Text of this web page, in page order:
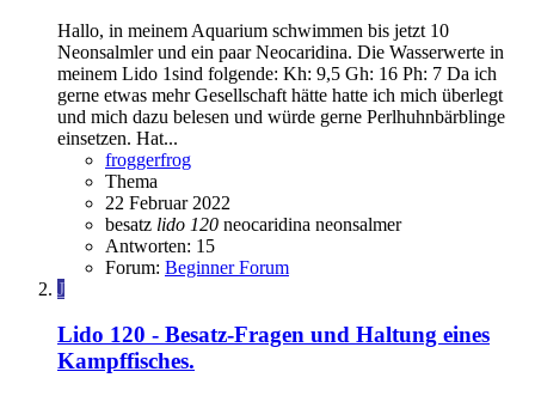
Hallo, in meinem Aquarium schwimmen bis jetzt 10
Neonsalmler und ein paar Neocaridina. Die Wasserwerte in
meinem Lido 1sind folgende: Kh: 9,5 Gh: 16 Ph: 7 Da ich
gerne etwas mehr Gesellschaft hätte hatte ich mich überlegt
und mich dazu belesen und würde gerne Perlhuhnbärblinge
einsetzen. Hat...
froggerfrog
Thema
22 Februar 2022
besatz lido 120 neocaridina neonsalmer
Antworten: 15
Forum: Beginner Forum
J
Lido 120 - Besatz-Fragen und Haltung eines
Kampffisches.